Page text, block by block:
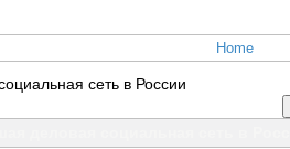
Home
сеть в России